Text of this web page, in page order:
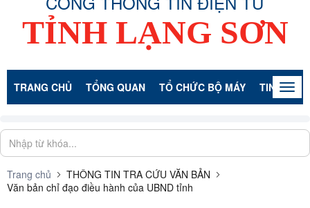
TỈNH LẠNG SƠN
TRANG CHỦ TỔNG QUAN TỔ CHỨC BỘ MÁY TIN TỨC -
Trang chủ
THÔNG TIN TRA CỨU VĂN BẢN
Văn bản chỉ đạo điều hành của UBND tỉnh